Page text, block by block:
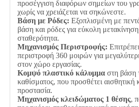
προσέγγιση διαφόρων σημείων του
χωρίς να χρειάζεται να σηκώνεστε.
Βάση με Ρόδες: Εξοπλισμένη με
βάση και ρόδες για εύκολη μετακίνηση
σταθερότητα.
Μηχανισμός Περιστροφής: Επιτρέπει
περιστροφή 360 μοιρών για
στον χώρο εργασίας.
Κομψό πλαστικό κάλυμμα στη βάση
καθίσματος, που προσθέτει αισθητική
προστασία.
Μηχανισμός κλειδώματος 1 θέσης,